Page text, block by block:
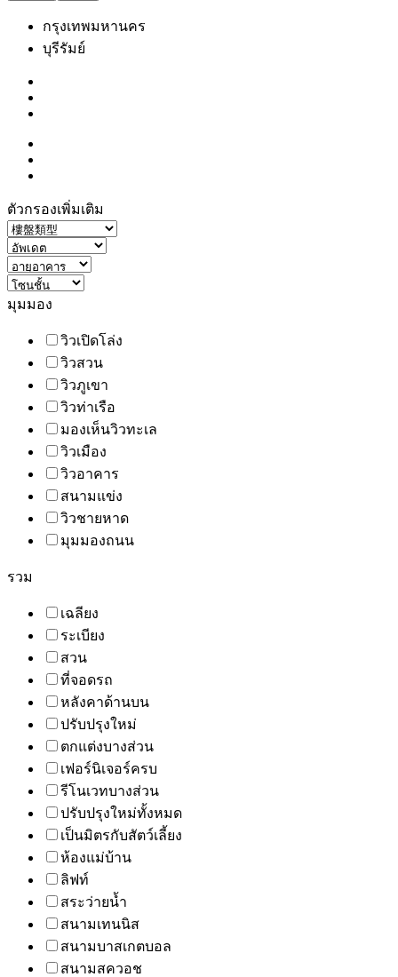
กรุงเทพมหานคร
บุรีรัมย์
ตัวกรองเพิ่มเติม
มุมมอง
วิวเปิดโล่ง
วิวสวน
วิวภูเขา
วิวท่าเรือ
มองเห็นวิวทะเล
วิวเมือง
วิวอาคาร
สนามแข่ง
วิวชายหาด
มุมมองถนน
รวม
เฉลียง
ระเบียง
สวน
ที่จอดรถ
หลังคาด้านบน
ปรับปรุงใหม่
ตกแต่งบางส่วน
เฟอร์นิเจอร์ครบ
รีโนเวทบางส่วน
ปรับปรุงใหม่ทั้งหมด
เป็นมิตรกับสัตว์เลี้ยง
ห้องแม่บ้าน
ลิฟท์
สระว่ายน้ำ
สนามเทนนิส
สนามบาสเกตบอล
สนามสควอช